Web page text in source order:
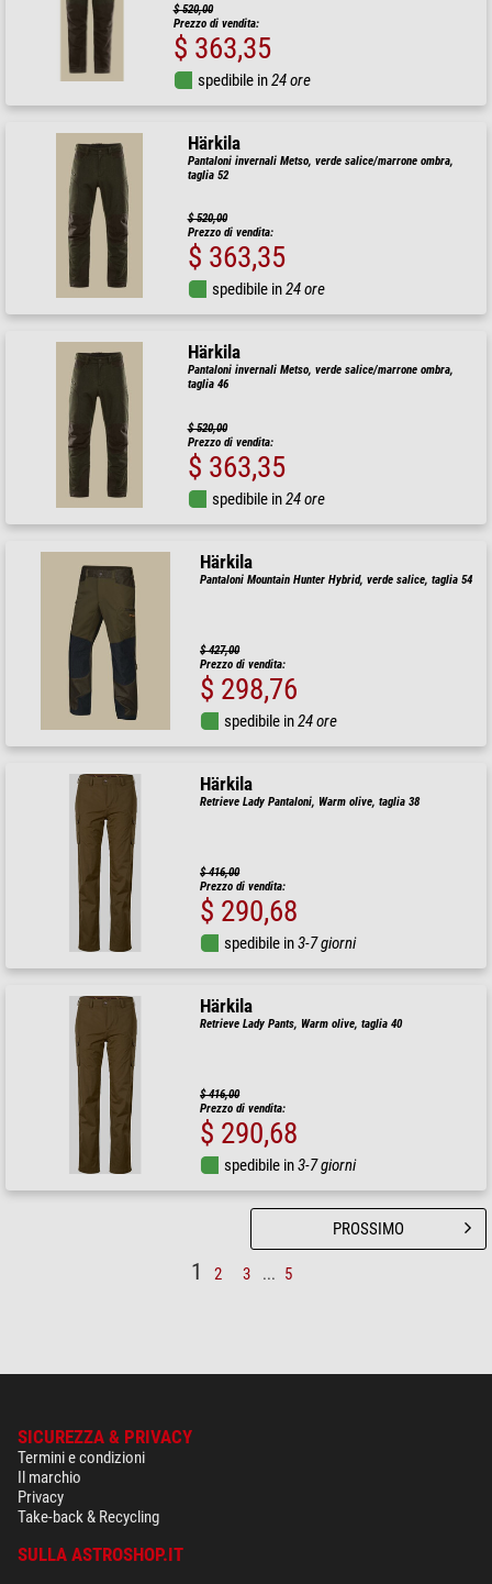
$ 520,00
Prezzo di vendita:
$ 363,35
spedibile in24 ore
Härkila
Pantaloni invernali Metso, verde salice/marrone ombra,
taglia 52
$ 520,00
Prezzo di vendita:
$ 363,35
spedibile in24 ore
Härkila
Pantaloni invernali Metso, verde salice/marrone ombra,
taglia 46
$ 520,00
Prezzo di vendita:
$ 363,35
spedibile in24 ore
Härkila
Pantaloni Mountain Hunter Hybrid, verde salice, taglia 54
$ 427,00
Prezzo di vendita:
$ 298,76
spedibile in24 ore
Härkila
Retrieve Lady Pantaloni, Warm olive, taglia 38
$ 416,00
Prezzo di vendita:
$ 290,68
spedibile in3-7 giorni
Härkila
Retrieve Lady Pants, Warm olive, taglia 40
$ 416,00
Prezzo di vendita:
$ 290,68
spedibile in3-7 giorni
1 2 3 ... 5
PROSSIMO
SICUREZZA & PRIVACY
Termini e condizioni
Il marchio
Privacy
Take-back & Recycling
SULLA ASTROSHOP.IT